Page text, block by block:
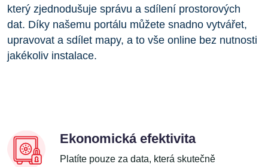
který zjednodušuje správu a sdílení prostorových
dat. Díky našemu portálu můžete snadno vytvářet,
upravovat a sdílet mapy, a to vše online bez nutnosti
jakékoliv instalace.
Ekonomická efektivita
Platíte pouze za data, která skutečně